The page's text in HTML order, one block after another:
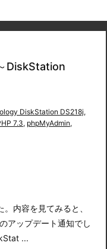
DiskStation
DiskStation DS218j,
7.3, phpMyAdmin,
内容を見てみると、
アップデート通知でし
...